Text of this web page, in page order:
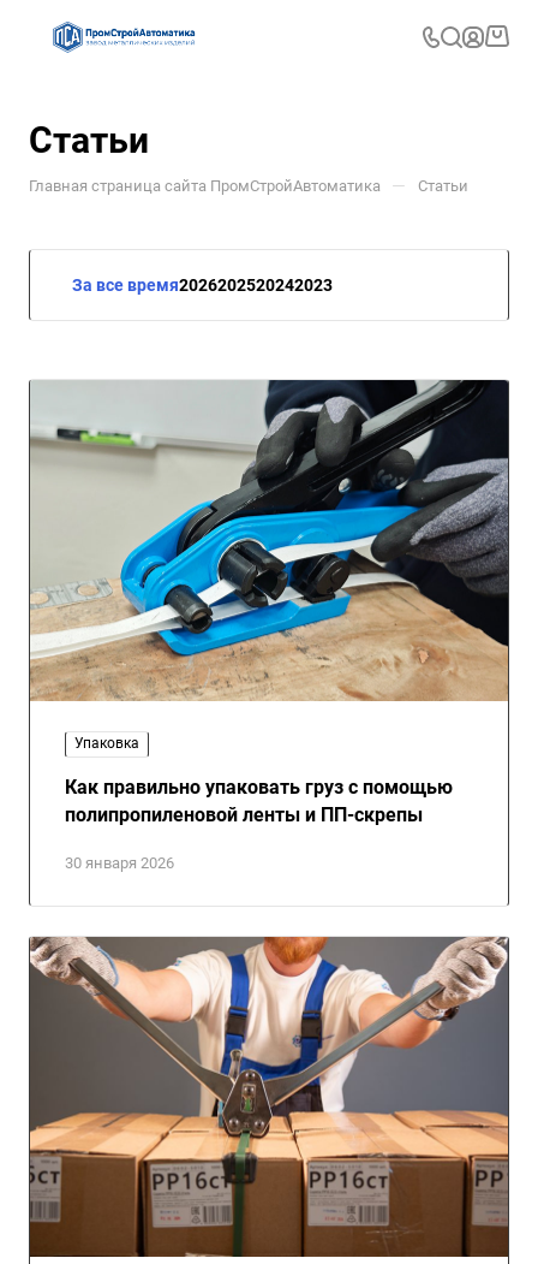
Статьи
Главная страница сайта ПромСтройАвтоматика — Статьи
За все время2026202520242023
Упаковка
30 января 2026
Как правильно упаковать груз с помощью
полипропиленовой ленты и ПП-скрепы